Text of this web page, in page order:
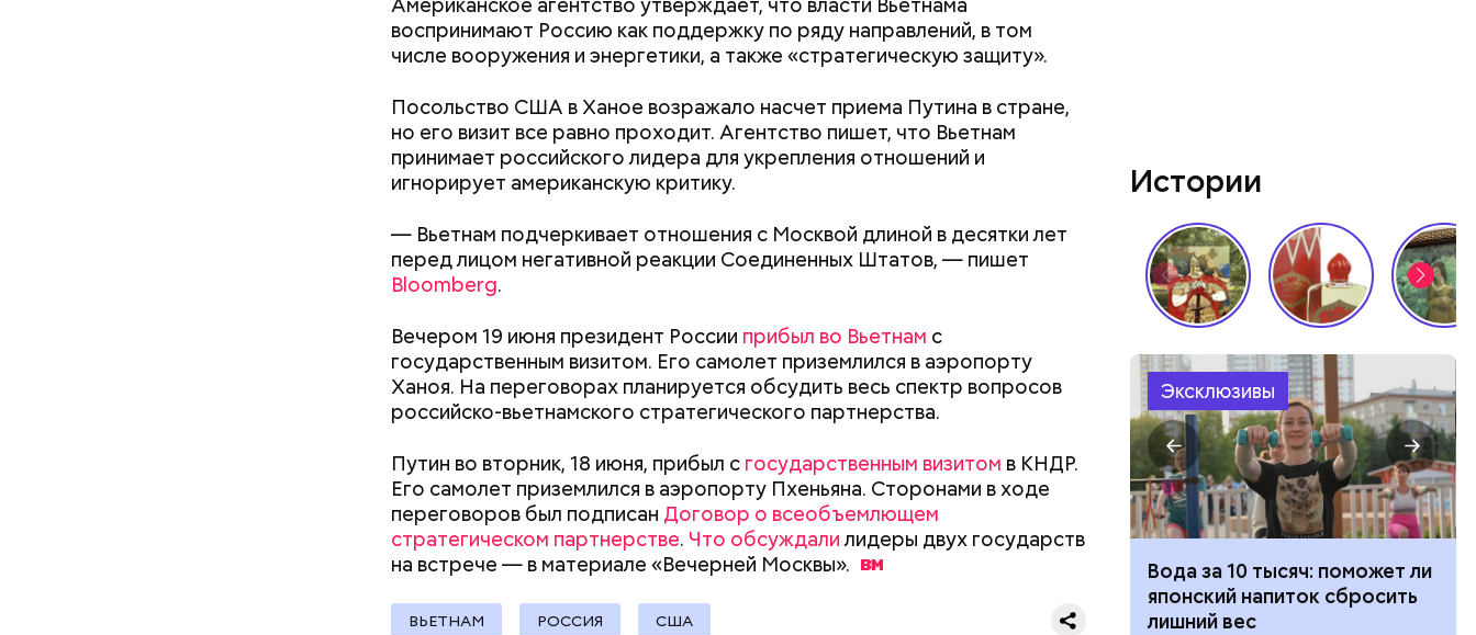
воспринимают Россию как поддержку по ряду направлений, в том
числе вооружения и энергетики, а также «стратегическую защиту».
Посольство США в Ханое возражало насчет приема Путина в стране,
но его визит все равно проходит. Агентство пишет, что Вьетнам
принимает российского лидера для укрепления отношений и
игнорирует американскую критику.
— Вьетнам подчеркивает отношения с Москвой длиной в десятки лет
перед лицом негативной реакции Соединенных Штатов, — пишет
Bloomberg.
Вечером 19 июня президент России прибыл во Вьетнам с
государственным визитом. Его самолет приземлился в аэропорту
Ханоя. На переговорах планируется обсудить весь спектр вопросов
российско-вьетнамского стратегического партнерства.
Путин во вторник, 18 июня, прибыл с государственным визитом в КНДР.
Его самолет приземлился в аэропорту Пхеньяна. Сторонами в ходе
переговоров был подписан Договор о всеобъемлющем
стратегическом партнерстве. Что обсуждалилидеры двух государств
на встрече — в материале «Вечерней Москвы».
ВЬЕТНАМ РОССИЯ США
Леонтьев заметил, что атака целой акульей стаи на человека в
делать все возможное, чтобы не оказаться за бортом.
— Для группы из пяти человек такое путешествие обойдется в
пределах 340 белорусских рублей (около 10311 рублей по ЦБ РФ —
По мнению военного эксперта и сопредседателя Ассоциации военных
политологов Василия Белозерова, стрелки часов Судного дня уже не
раз передвигали, но никакой глобальной значимости они не имели.
Истории
Эксклюзивы
«Снизить градус опасности»:
гроза и закончится жара
Польза от сорняка: какие
крапиве и можно ли ее есть
Вода за 10 тысяч: поможет ли
японский напиток сбросить
лишний вес